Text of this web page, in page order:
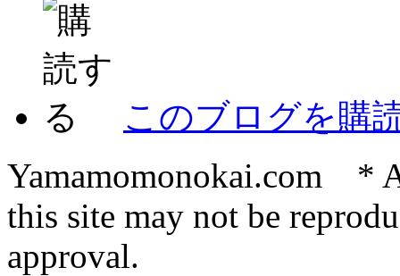
このブログを購
Yamamomonokai.com *
this site may not be
approval.